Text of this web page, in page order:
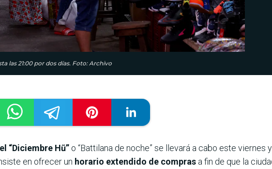
las 21:00 por dos días. Foto: Archivo
“Diciembre Hũ” o “Battilana de noche” se llevará a cabo este
en ofrecer un horario extendido de compras a fin de que la